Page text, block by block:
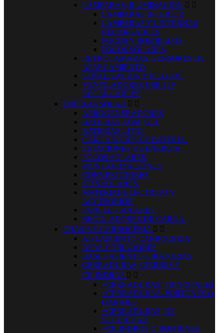
LAMPARAS, ILUMINACION  
LAMPARAS INTERIOR
LAMPARAS Y LINTERNAS
RECARGABLES
FOCOS Y BOMBILLOS
FOCOS SOLARES
RETROCAMARAS, SENSORES DE
APARCAMIENTO
SEÑALIZACIÓN Y PILOTOS
VENTILADORES USB 12V
RECARGABLES
ENERGIA SOLAR  
AEROGENERADORES
BATERIAS AGM, GEL
BATERIAS LITIO.
CARGADORES DE BATERIA.
ESTACIONES DE ENERGIA.
FOCOS SOLARES.
MONITORIZACIONES
CONVERTIDORES
KITS SOLARES.
MATERIAL ELECTRICO Y
ACCESORIOS.
PANELES SOLARES.
REGULADORES DE CARGA.
CHASIS Y CARROCERIA  
AISLAMIENTO CARROCERIA
ASAS Y TIRADORES
BASES ASIENTO GIRATORIAS
CERRADURAS, CIERRES Y
CILINDROS  
+CERRADURAS/ PRINCIPALES
+CERRADURAS- PORTONES O
GARAJES
+CERRADURAS, DE
SEGURIDAD
+CILINDROS O BOMBINES